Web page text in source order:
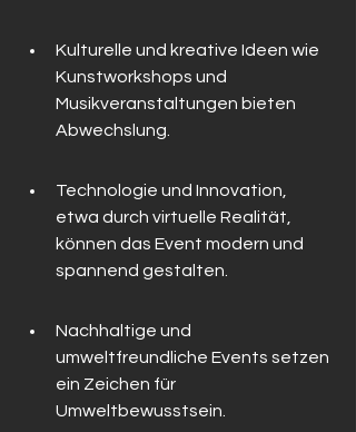
Kulturelle und kreative Ideen wie
Kunstworkshops und
Musikveranstaltungen bieten
Abwechslung.
Technologie und Innovation,
etwa durch virtuelle Realität,
können das Event modern und
spannend gestalten.
Nachhaltige und
umweltfreundliche Events setzen
ein Zeichen für
Umweltbewusstsein.